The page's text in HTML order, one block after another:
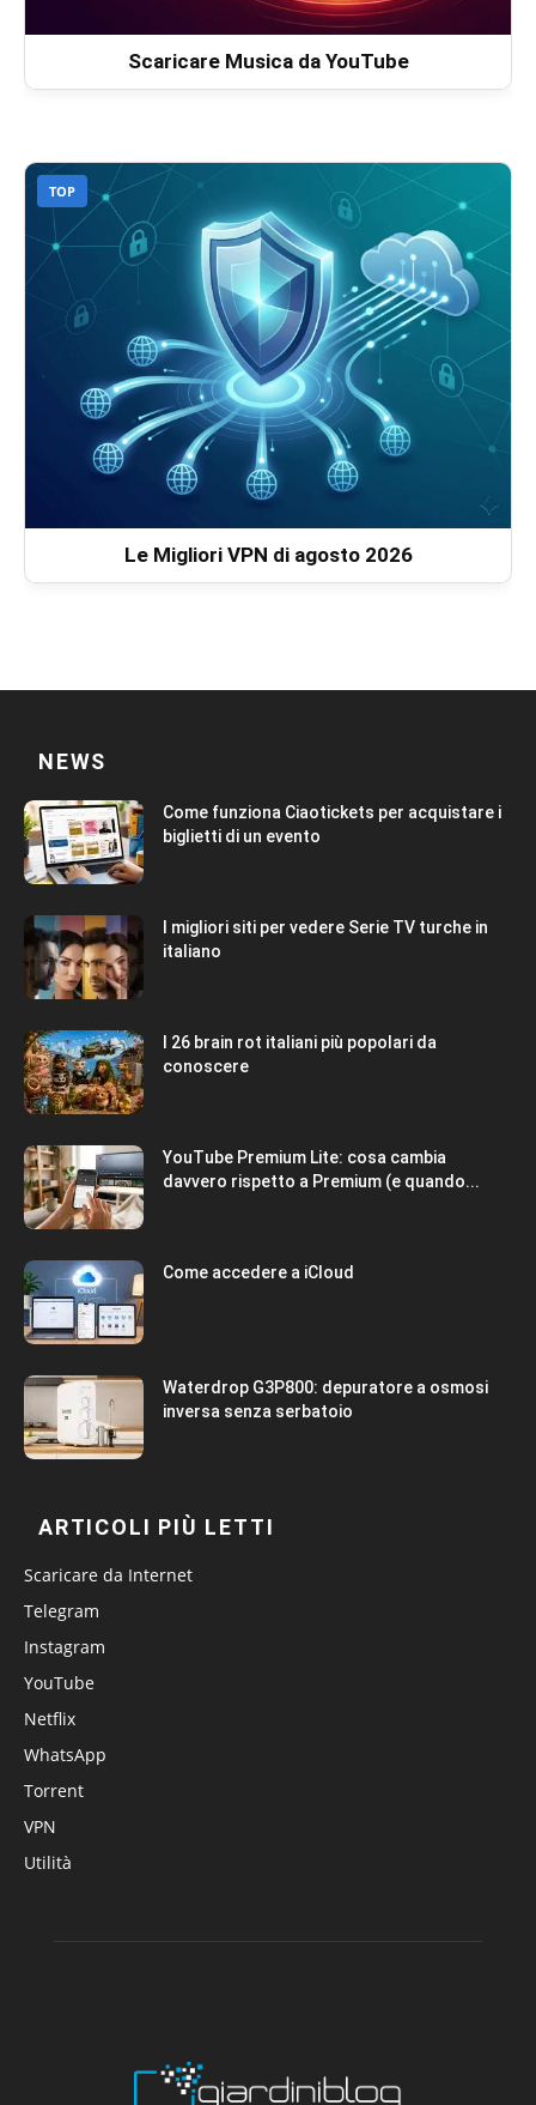
Scaricare Musica da YouTube
TOP
Le Migliori VPN di agosto 2026
NEWS
Come funziona Ciaotickets per acquistare i
biglietti di un evento
I migliori siti per vedere Serie TV turche in
italiano
I 26 brain rot italiani più popolari da
conoscere
YouTube Premium Lite: cosa cambia
davvero rispetto a Premium (e quando...
Come accedere a iCloud
Waterdrop G3P800: depuratore a osmosi
inversa senza serbatoio
ARTICOLI PIÙ LETTI
Scaricare da Internet
Telegram
Instagram
YouTube
Netflix
WhatsApp
Torrent
VPN
Utilità